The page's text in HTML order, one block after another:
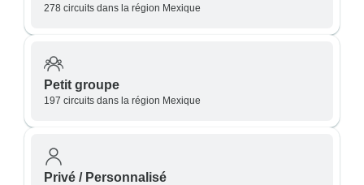
278 circuits dans la région Mexique
Petit groupe
197 circuits dans la région Mexique
Privé / Personnalisé